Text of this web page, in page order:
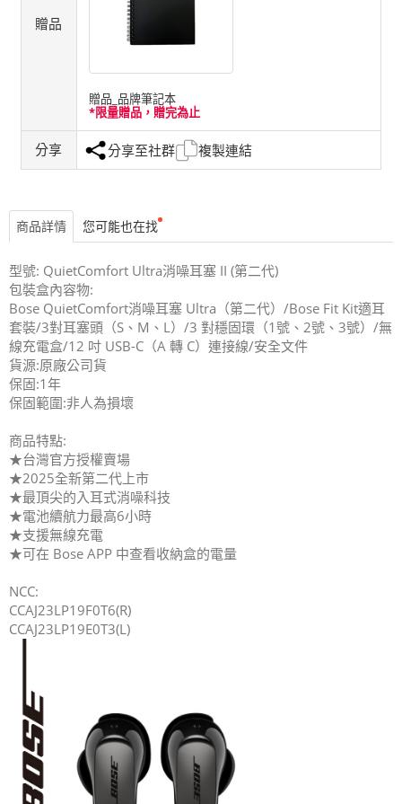
贈品
贈品_品牌筆記本
*限量贈品，贈完為止
分享 分享至社群 複製連結
商品詳情 您可能也在找
型號: QuietComfort Ultra消噪耳塞 II (第二代)
包裝盒內容物:
Bose QuietComfort消噪耳塞 Ultra（第二代）/Bose Fit Kit適⽿
套裝/3對耳塞頭（S、M、L）/3 對穩固環（1號、2號、3號）/無
線充電盒/12 吋 USB-C（A 轉 C）連接線/安全文件
貨源:原廠公司貨
保固:1年
保固範圍:非人為損壞
商品特點:
★台灣官方授權賣場
★2025全新第二代上市
★最頂尖的入耳式消噪科技
★電池續航力最高6小時
★支援無線充電
★可在 Bose APP 中查看收納盒的電量
NCC:
CCAJ23LP19F0T6(R)
CCAJ23LP19E0T3(L)